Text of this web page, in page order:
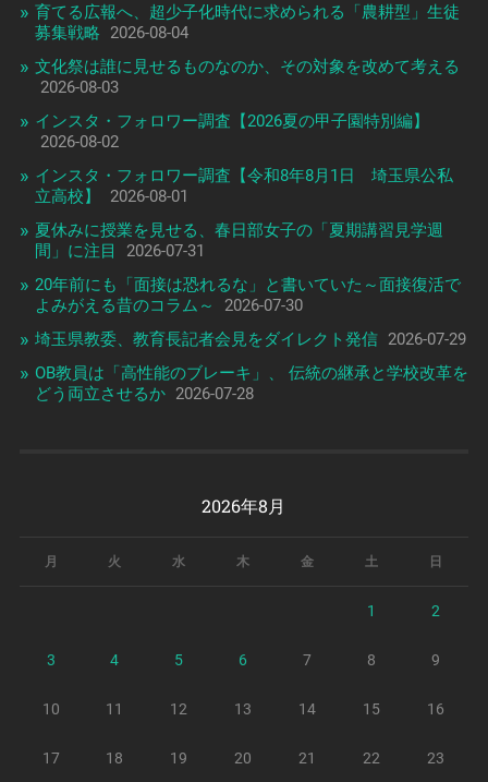
育てる広報へ、超少子化時代に求められる「農耕型」生徒
募集戦略
2026-08-04
文化祭は誰に見せるものなのか、その対象を改めて考える
2026-08-03
インスタ・フォロワー調査【2026夏の甲子園特別編】
2026-08-02
インスタ・フォロワー調査【令和8年8月1日 埼玉県公私
立高校】
2026-08-01
夏休みに授業を見せる、春日部女子の「夏期講習見学週
間」に注目
2026-07-31
20年前にも「面接は恐れるな」と書いていた～面接復活で
よみがえる昔のコラム～
2026-07-30
埼玉県教委、教育長記者会見をダイレクト発信 2026-07-29
OB教員は「高性能のブレーキ」、 伝統の継承と学校改革を
どう両立させるか 2026-07-28
2026年8月
月 火 水 木 金 土 日
1 2
3 4 5 6 7 8 9
10 11 12 13 14 15 16
17 18 19 20 21 22 23